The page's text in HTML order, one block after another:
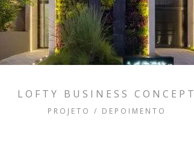
LOFTY BUSINESS CONCEPT
PROJETO / DEPOIMENTO